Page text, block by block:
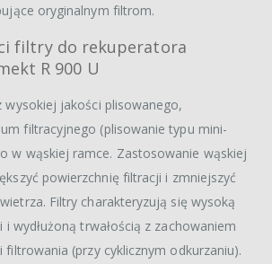
oryginalnym filtrom.
filtry do rekuperatora
R 900 U
wysokiej jakości plisowanego,
filtracyjnego (plisowanie typu mini-
w wąskiej ramce. Zastosowanie wąskiej
powierzchnię filtracji i zmniejszyć
Filtry charakteryzują się wysoką
wydłużoną trwałością z zachowaniem
(przy cyklicznym odkurzaniu).